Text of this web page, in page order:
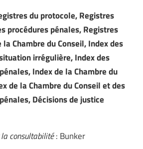
du protocole, Registres
procédures pénales, Registres
Chambre du Conseil, Index des
irrégulière, Index des
Index de la Chambre du
de la Chambre du Conseil et des
Décisions de justice
consultabilité: Bunker